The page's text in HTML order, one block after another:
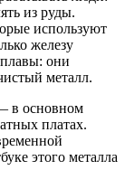
из руды.
используют
железу
они
металл.
в основном
платах.
этого металла